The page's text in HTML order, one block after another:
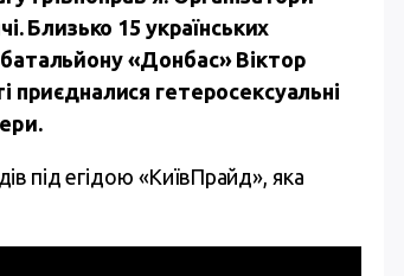
Близько 15 українських
«Донбас» Віктор
приєдналися гетеросексуальні
під егідою «КиївПрайд», яка